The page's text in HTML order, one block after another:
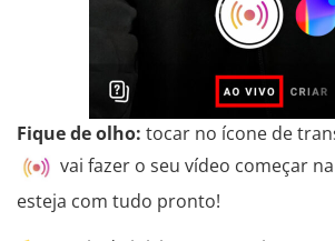
Fique de olho: tocar no ícone de
vai fazer o seu vídeo começar
esteja com tudo pronto!